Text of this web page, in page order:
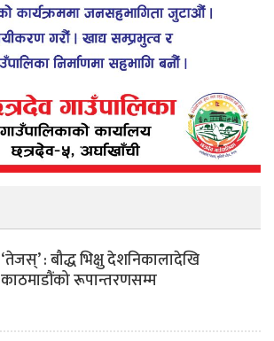
‘तेजस्’ : बौद्ध भिक्षु देशनिकालादेखि
काठमाडौंको रूपान्तरणसम्म